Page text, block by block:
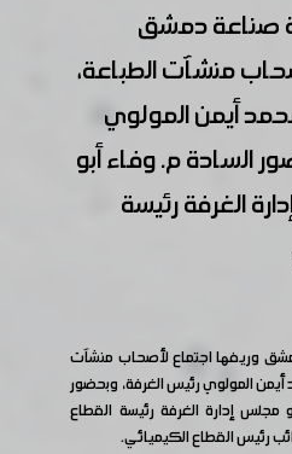
صناعة دمشق
منشآت الطباعة،
أيمن المولوي
السادة م. وفاء أبو
الغرفة رئيسة
وريفها اجتماع لأصحاب منشآت
أيمن المولوي رئيس الغرفة، وبحضور
إدارة الغرفة رئيسة القطاع
رئيس القطاع الكيميائي.